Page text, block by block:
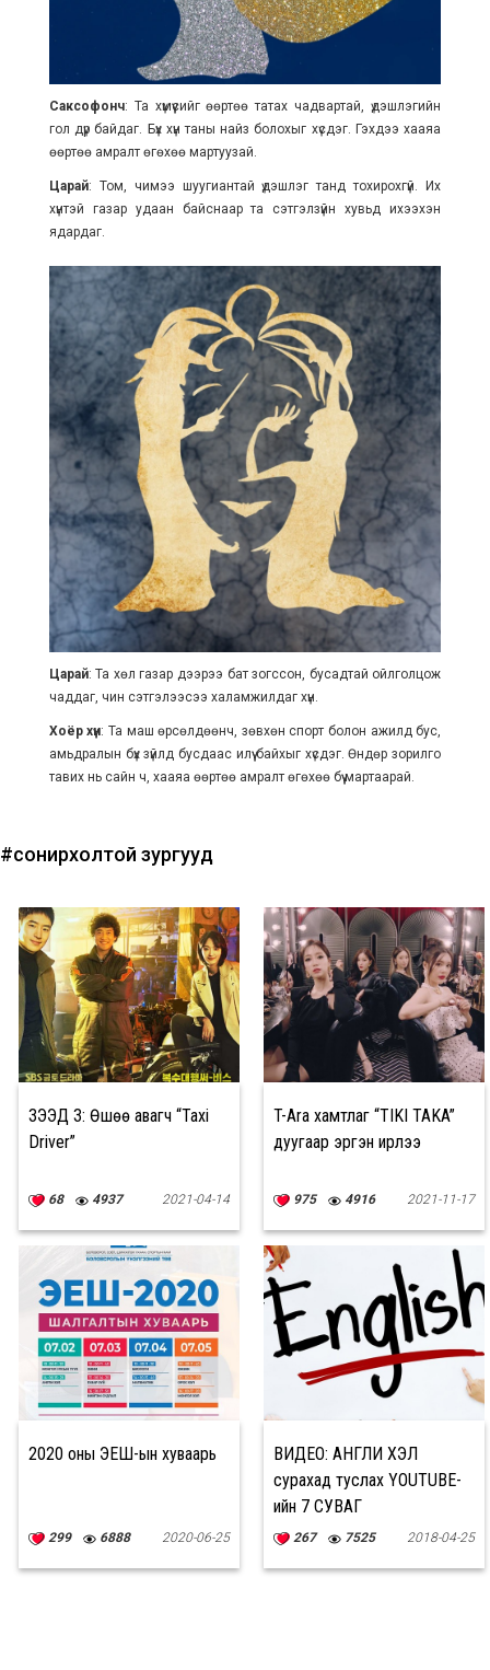
Саксофонч: Та хүмүүсийг өөртөө татах чадвартай, үдэшлэгийн
гол дүр байдаг. Бүх хүн таны найз болохыг хүсдэг. Гэхдээ хааяа
өөртөө амралт өгөхөө мартуузай.
Царай: Том, чимээ шуугиантай үдэшлэг танд тохирохгүй. Их
хүнтэй газар удаан байснаар та сэтгэлзүйн хувьд ихээхэн
ядардаг.
Царай: Та хөл газар дээрээ бат зогссон, бусадтай ойлголцож
чаддаг, чин сэтгэлээсээ халамжилдаг хүн.
Хоёр хүн: Та маш өрсөлдөөнч, зөвхөн спорт болон ажилд бус,
амьдралын бүх зүйлд бусдаас илүү байхыг хүсдэг. Өндөр зорилго
тавих нь сайн ч, хааяа өөртөө амралт өгөхөө бүү мартаарай.
#сонирхолтой зургууд
ҮЗЭЭД ҮЗ: Өшөө авагч “Taxi
Driver”
68 4937 2021-04-14
T-Ara хамтлаг “TIKI TAKA”
дуугаар эргэн ирлээ
975 4916 2021-11-17
2020 оны ЭЕШ-ын хуваарь
299 6888 2020-06-25
ВИДЕО: АНГЛИ ХЭЛ
сурахад туслах YOUTUBE-
ийн 7 СУВАГ
267 7525 2018-04-25